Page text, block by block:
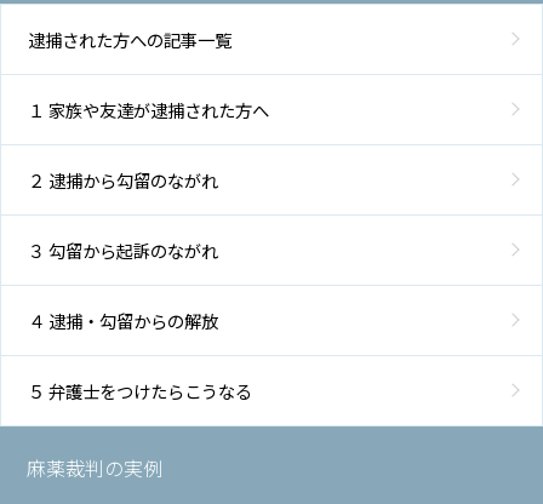
逮捕された方への記事一覧
１ 家族や友達が逮捕された方へ
２ 逮捕から勾留のながれ
３ 勾留から起訴のながれ
４ 逮捕・勾留からの解放
５ 弁護士をつけたらこうなる
麻薬裁判の実例